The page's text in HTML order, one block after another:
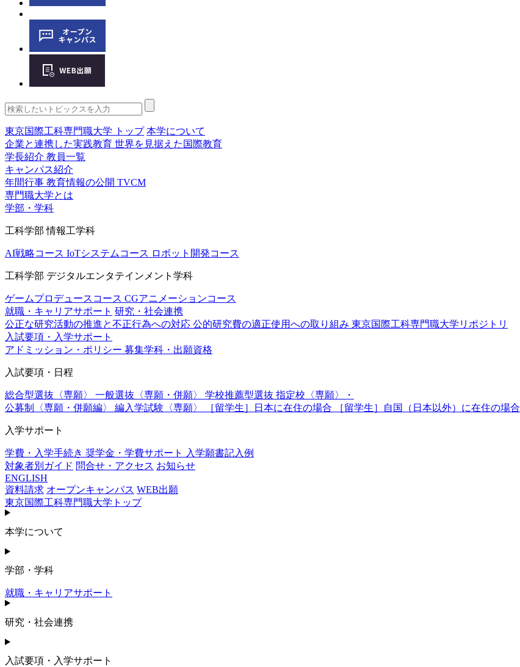
東京国際工科専門職大学 トップ 本学について
企業と連携した実践教育 世界を見据えた国際教育
学長紹介 教員一覧
キャンパス紹介
年間行事 教育情報の公開 TVCM
専門職大学とは
学部・学科
工科学部 情報工学科
AI戦略コース IoTシステムコース ロボット開発コース
工科学部 デジタルエンタテインメント学科
ゲームプロデュースコース CGアニメーションコース
就職・キャリアサポート 研究・社会連携
公正な研究活動の推進と不正行為への対応 公的研究費の適正使用への取り組み 東京国際工科専門職大学リポジトリ
入試要項・入学サポート
アドミッション・ポリシー 募集学科・出願資格
入試要項・日程
総合型選抜〈専願〉 一般選抜〈専願・併願〉 学校推薦型選抜 指定校〈専願〉・
公募制〈専願・併願編〉 編入学試験〈専願〉 ［留学生］日本に在住の場合 ［留学生］自国（日本以外）に在住の場合
入学サポート
学費・入学手続き 奨学金・学費サポート
入学願書記入例
対象者別ガイド 問合せ・アクセス お知らせ
ENGLISH
資料請求 オープンキャンパス WEB出願
東京国際工科専門職大学トップ
本学について
学部・学科
就職・キャリアサポート
研究・社会連携
入試要項・入学サポート